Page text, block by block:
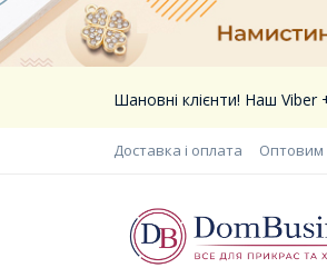
Шановні клієнти! Наш
Доставка і оплата Оптовим